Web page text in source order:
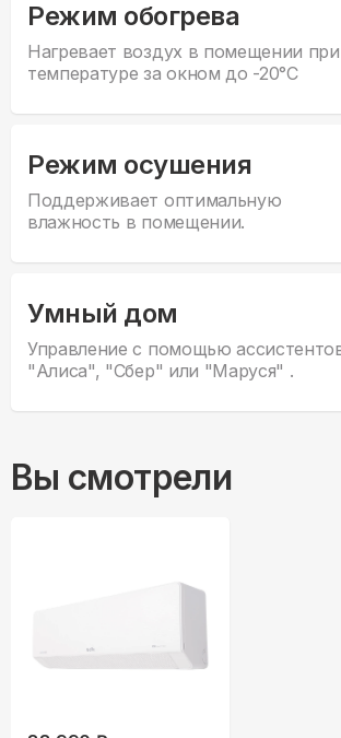
Режим обогрева
Нагревает воздух в помещении при
температуре за окном до -20°С
Режим осушения
Поддерживает оптимальную
влажность в помещении.
Умный дом
Управление с помощью
"Алиса", "Сбер" или "Маруся" .
Вы смотрели